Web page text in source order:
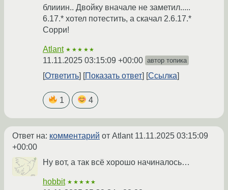
блииин.. Двойку вначале не заметил.....
6.17.* хотел потестить, а скачал 2.6.17.*
Сорри!
Atlant ★★★★★
11.11.2025 03:15:09 +00:00 автор топика
Ответить Показать ответ Ссылка
1 4
Ответ на: комментарий от Atlant 11.11.2025 03:15:09
+00:00
Ну вот, а так всё хорошо начиналось…
hobbit ★★★★★